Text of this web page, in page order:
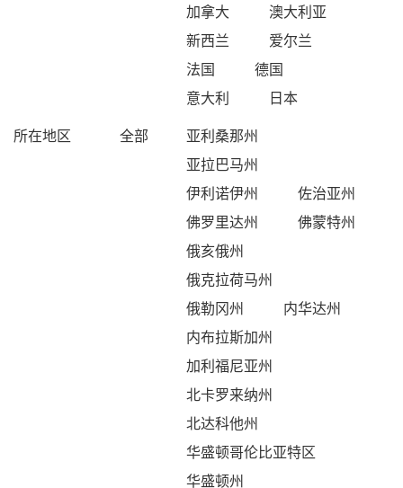
加拿大
澳大利亚
新西兰
爱尔兰
法国
德国
意大利
日本
所在地区
全部
亚利桑那州
亚拉巴马州
伊利诺伊州
佐治亚州
佛罗里达州
佛蒙特州
俄亥俄州
俄克拉荷马州
俄勒冈州
内华达州
内布拉斯加州
加利福尼亚州
北卡罗来纳州
北达科他州
华盛顿哥伦比亚特区
华盛顿州